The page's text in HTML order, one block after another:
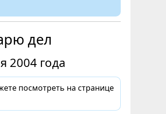
дел
2004 года
посмотреть на странице